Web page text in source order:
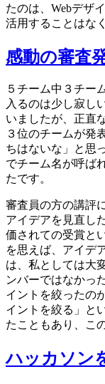
たのは、Webデザ
活用することはな
感動の審査
５チーム中３チー
入るのは少し寂し
いましたが、正直
３位のチームが発
ちはないな」と思
でチーム名が呼ば
たです。
審査員の方の講評
アイデアを見直し
価されての受賞と
を思えば、アイデ
は、私としては大
ンバーではなかっ
イントを絞ったの
イントを絞る」と
たこともあり、こ
ハッカソン